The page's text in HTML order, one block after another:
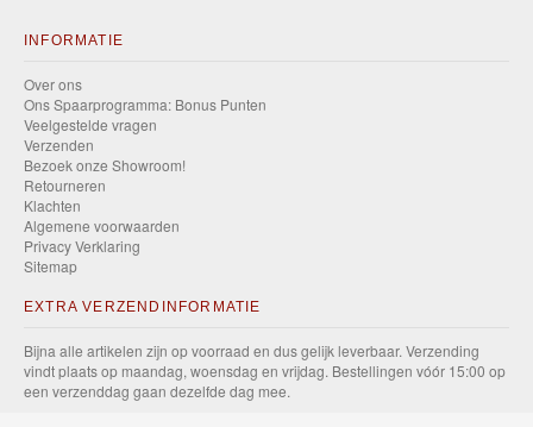
INFORMATIE
Over ons
Ons Spaarprogramma: Bonus Punten
Veelgestelde vragen
Verzenden
Bezoek onze Showroom!
Retourneren
Klachten
Algemene voorwaarden
Privacy Verklaring
Sitemap
EXTRA VERZENDINFORMATIE
Bijna alle artikelen zijn op voorraad en dus gelijk leverbaar. Verzending
vindt plaats op maandag, woensdag en vrijdag. Bestellingen vóór 15:00 op
een verzenddag gaan dezelfde dag mee.